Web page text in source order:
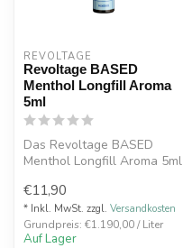
REVOLTAGE
Revoltage BASED
Menthol Longfill Aroma
5ml
Das Revoltage BASED
Menthol Longfill Aroma 5ml
Me...
€11,90
* Inkl. MwSt. zzgl. Versandkosten
Grundpreis: €1.190,00 / Liter
Auf Lager